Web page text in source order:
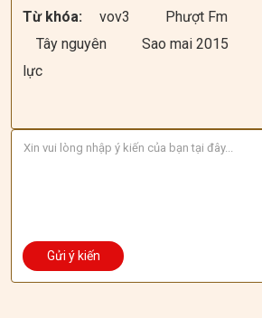
Từ khóa: vov3 Phượt Fm
Tây nguyên
Sao mai 2015
lực